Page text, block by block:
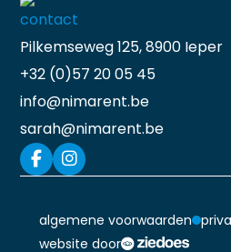
contact
Pilkemseweg 125, 8900 Ieper
+32 (0)57 20 05 45
info@nimarent.be
sarah@nimarent.be
algemene voorwaarden
website door